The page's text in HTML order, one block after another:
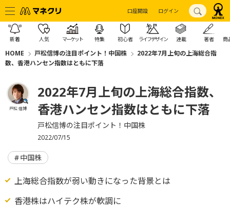
口座開設 ログイン
新着 人気 マーケット 特集 初心者 ライフデザイン 連載 著者 商
HOME 戸松信博の注目ポイント！中国株
2022年7月上旬の上海総合指
数、香港ハンセン指数はともに下落
戸松 信博
2022年7月上旬の上海総合指数、
香港ハンセン指数はともに下落
戸松信博の注目ポイント！中国株
2022/07/15
中国株
上海総合指数が弱い動きになった背景とは
香港株はハイテク株が軟調に